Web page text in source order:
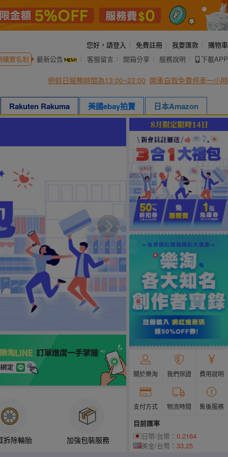
您好， 請登入 免費註冊 我要匯款
購物車
實名制
最新公告 客服留言 開箱分享 服務說明 下載APP
例假日服務時間為13:00~22:00 開車自取免費停車一小時
Rakuten Rakuma 美國ebay拍賣 日本Amazon
拆除輪胎 加強包裝服務
關於樂淘 我們保證 費用說明
支付方式 物流時間 售後服務
目前匯率
日幣/台幣： 0.2164
美金/台幣： 33.25